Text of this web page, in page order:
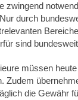
zwingend
durch
sind
müssen
Zudem
die Gewähr